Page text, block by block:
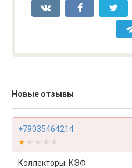
Новые отзывы
+79035464214
★★★★★
★★★★★
Коллекторы. КЭФ